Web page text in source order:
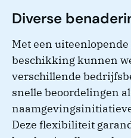
Diverse
Met een
beschikking kunnen
verschillende
snelle beoordelingen
Deze flexibiliteit